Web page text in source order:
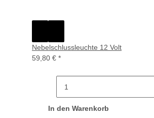
Nebelschlussleuchte 12 Volt
59,80 € *
In den Warenkorb